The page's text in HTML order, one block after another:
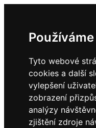
Tyto webové
cookies a další
vylepšení
zobrazení
analýzy
zjištění zdroje